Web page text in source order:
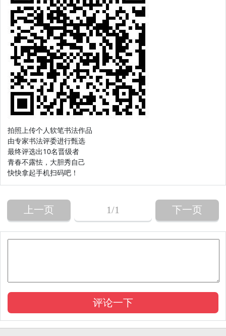
拍照上传个人软笔书法作品
由专家书法评委进行甄选
最终评选出10名晋级者
青春不露怯，大胆秀自己
快快拿起手机扫码吧！
上一页 1/1 下一页